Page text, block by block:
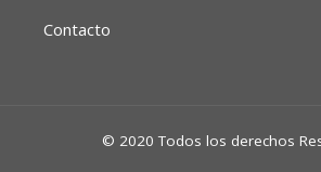
Contacto
© 2020 Todos los derechos